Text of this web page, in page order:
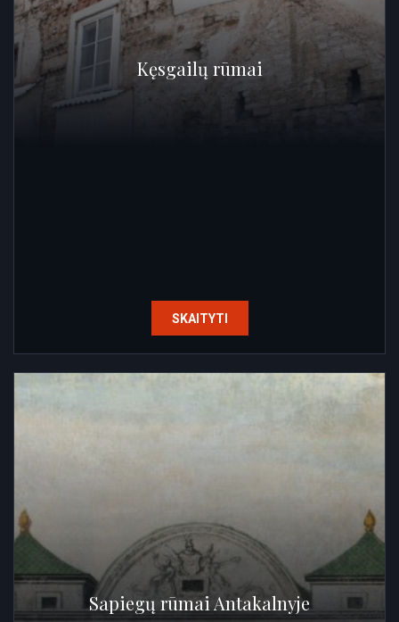
Kęsgailų rūmai
SKAITYTI
Sapiegų rūmai Antakalnyje